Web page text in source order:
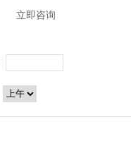
立即咨询